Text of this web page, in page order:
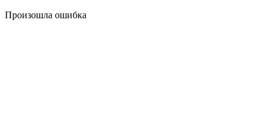
Произошла ошибка